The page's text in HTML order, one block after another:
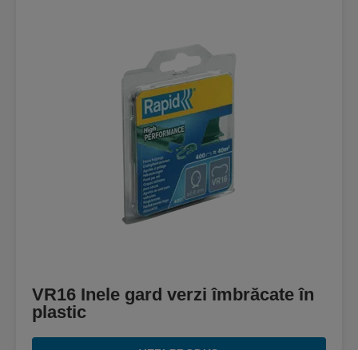
VR16 Inele gard verzi îmbrăcate în
plastic